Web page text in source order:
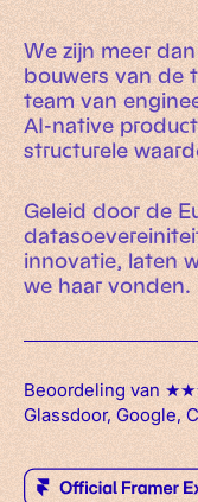
We zijn meer
bouwers van de
team van
AI-native
structurele
Geleid door de
innovatie, laten
we haar vonden.
Beoordeling van
Glassdoor, Google,